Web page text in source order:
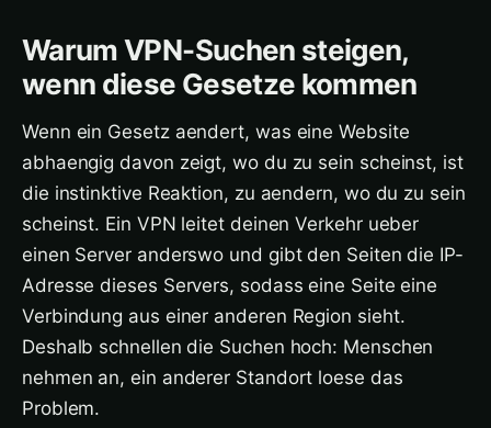
Warum VPN-Suchen steigen,
wenn diese Gesetze kommen
Wenn ein Gesetz aendert, was eine Website
abhaengig davon zeigt, wo du zu sein scheinst, ist
die instinktive Reaktion, zu aendern, wo du zu sein
scheinst. Ein VPN leitet deinen Verkehr ueber
einen Server anderswo und gibt den Seiten die IP-
Adresse dieses Servers, sodass eine Seite eine
Verbindung aus einer anderen Region sieht.
Deshalb schnellen die Suchen hoch: Menschen
nehmen an, ein anderer Standort loese das
Problem.